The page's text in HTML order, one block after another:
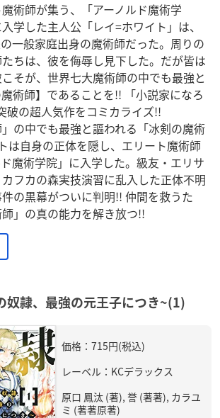
術師が集う、「アーノルド魔術学
学した主人公「レイ=ホワイト」は、
一般家庭出身の魔術師だった。周りの
ちは、彼を侮辱し見下した。だが皆は
そが、世界七大魔術師の中でも最強と
術師】であることを!! 「小説家になろ
破の超人気作をコミカライズ!!
」の中でも最強と謳われる「冰剣の魔術
は自身の正体を隠し、エリート魔術師
魔術学院」に入学した。級友・エリサ
フカの森実技演習に乱入した正体不明
の黒幕がついに判明!! 仲間を救うた
」の真の能力を解き放つ!!
奴隷、最強の元王子につき~(1)
価格：715円(税込)
レーベル：KCデラックス
原口 鳳汰 (著), 誉 (著著), カラユ
ミ (著著原著)